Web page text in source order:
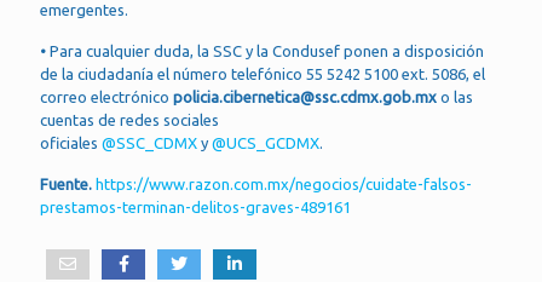
emergentes.
• Para cualquier duda, la SSC y la Condusef ponen a disposición
de la ciudadanía el número telefónico 55 5242 5100 ext. 5086, el
correo electrónico policia.cibernetica@ssc.cdmx.gob.mx o las
cuentas de redes sociales
oficiales @SSC_CDMX y @UCS_GCDMX.
Fuente. https://www.razon.com.mx/negocios/cuidate-falsos-
prestamos-terminan-delitos-graves-489161